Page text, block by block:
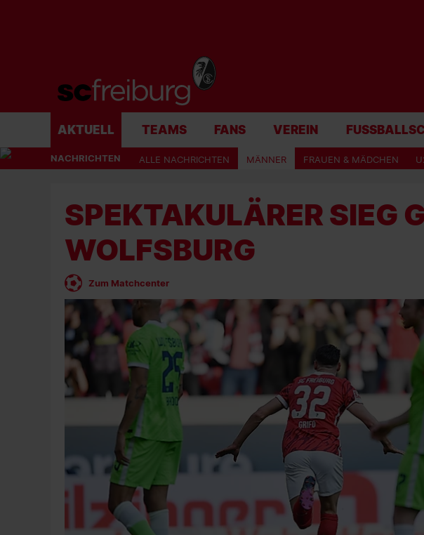
AKTUELL TEAMS FANS VEREIN
NACHRICHTEN ALLE NACHRICHTEN MÄNNER FRAUEN & MÄDCHEN
SPEKTAKULÄRER SIEG
WOLFSBURG
Zum Matchcenter